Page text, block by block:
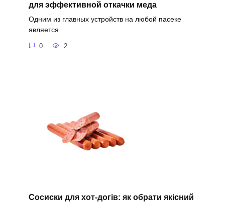
для эффективной откачки меда
Одним из главных устройств на любой пасеке
является
0 2
Сосиски для хот-догів: як обрати якісний